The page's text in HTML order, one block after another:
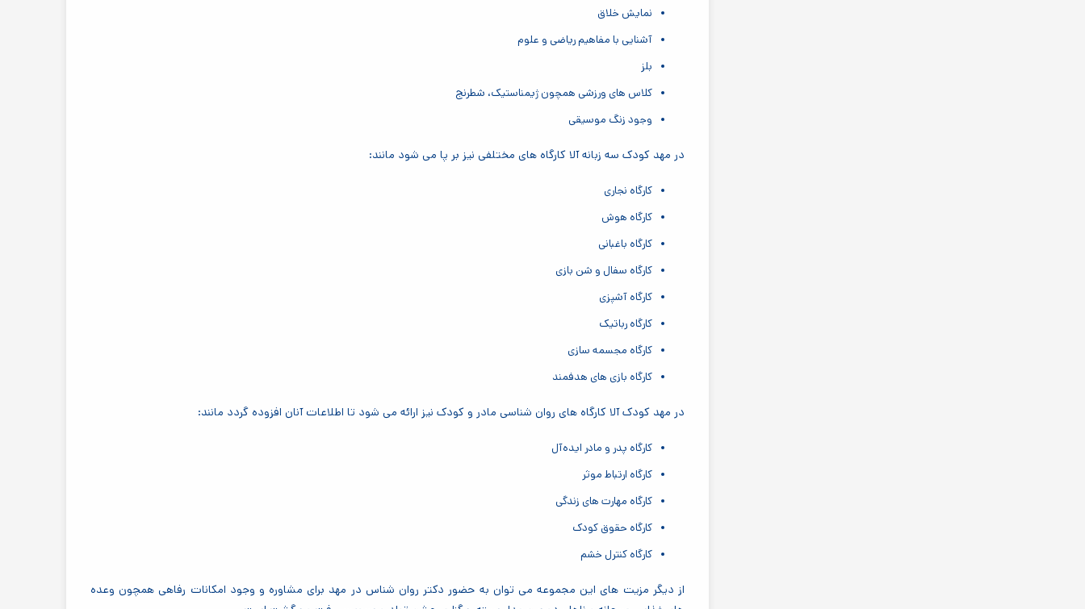
نمایش خلاق
آشنایی با مفاهیم ریاضی و علوم
بلز
کلاس های ورزشی همچون ژیمناستیک، شطرنج
وجود زنگ موسیقی
در مهد کودک سه زبانه آلا کارگاه های مختلفی نیز بر پا می شود مانند:
کارگاه نجاری
کارگاه هوش
کارگاه باغبانی
کارگاه سفال و شن بازی
کارگاه آشپزی
کارگاه رباتیک
کارگاه مجسمه سازی
کارگاه بازی های هدفمند
در مهد کودک آلا کارگاه های روان شناسی مادر و کودک نیز ارائه می شود تا اطلاعات آنان افزوده گردد مانند:
کارگاه پدر و مادر ایده‌آل
کارگاه ارتباط موثر
کارگاه مهارت های زندگی
کارگاه حقوق کودک
کارگاه کنترل خشم
از دیگر مزیت های این مجموعه می توان به حضور دکتر روان شناس در مهد برای مشاوره و وجود امکانات رفاهی همچون وعده